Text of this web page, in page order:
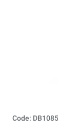
Code: